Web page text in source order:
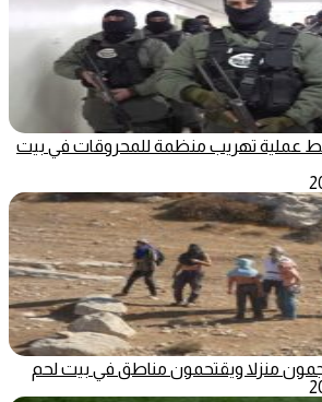
عملية تهريب منظمة للمحروقات في بيت
منزلا ويقتحمون مناطق في بيت لحم